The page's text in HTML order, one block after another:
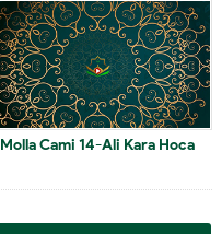
Molla Cami 14-Ali Kara Hoca